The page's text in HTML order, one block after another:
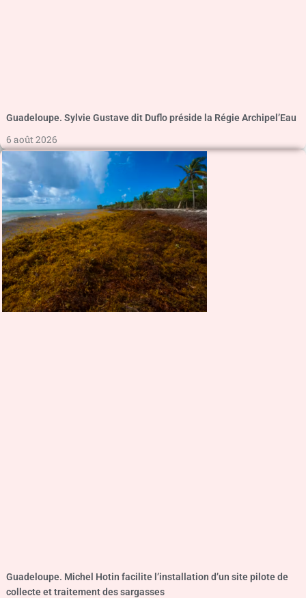
Guadeloupe. Sylvie Gustave dit Duflo préside la Régie Archipel’Eau
6 août 2026
Guadeloupe. Michel Hotin facilite l’installation d’un site pilote de
collecte et traitement des sargasses